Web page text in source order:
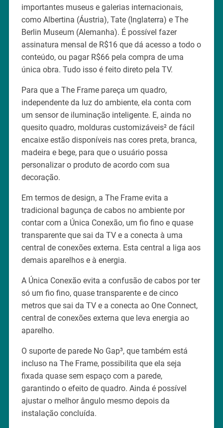
importantes museus e galerias internacionais,
como Albertina (Áustria), Tate (Inglaterra) e The
Berlin Museum (Alemanha). É possível fazer
assinatura mensal de R$16 que dá acesso a todo o
conteúdo, ou pagar R$66 pela compra de uma
única obra. Tudo isso é feito direto pela TV.
Para que a The Frame pareça um quadro,
independente da luz do ambiente, ela conta com
um sensor de iluminação inteligente. E, ainda no
quesito quadro, molduras customizáveis² de fácil
encaixe estão disponíveis nas cores preta, branca,
madeira e bege, para que o usuário possa
personalizar o produto de acordo com sua
decoração.
Em termos de design, a The Frame evita a
tradicional bagunça de cabos no ambiente por
contar com a Única Conexão, um fio fino e quase
transparente que sai da TV e a conecta à uma
central de conexões externa. Esta central a liga aos
demais aparelhos e à energia.
A Única Conexão evita a confusão de cabos por ter
só um fio fino, quase transparente e de cinco
metros que sai da TV e a conecta ao One Connect,
central de conexões externa que leva energia ao
aparelho.
O suporte de parede No Gap³, que também está
incluso na The Frame, possibilita que ela seja
fixada quase sem espaço com a parede,
garantindo o efeito de quadro. Ainda é possível
ajustar o melhor ângulo mesmo depois da
instalação concluída.